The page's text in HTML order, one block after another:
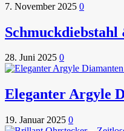
7. November 2025 0
28. Juni 2025 0
Eleganter Argyle
19. Januar 2025 0